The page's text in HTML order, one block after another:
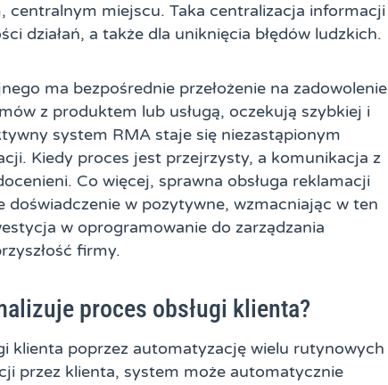
centralnym miejscu. Taka centralizacja informacji
działań, a także dla uniknięcia błędów ludzkich.
ma bezpośrednie przełożenie na zadowolenie
z produktem lub usługą, oczekują szybkiej i
system RMA staje się niezastąpionym
Kiedy proces jest przejrzysty, a komunikacja z
Co więcej, sprawna obsługa reklamacji
w pozytywne, wzmacniając w ten
w oprogramowanie do zarządzania
firmy.
proces obsługi klienta?
klienta poprzez automatyzację wielu rutynowych
przez klienta, system może automatycznie